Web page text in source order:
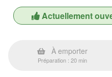
Actuellement
À emporter
Préparation : 20 min